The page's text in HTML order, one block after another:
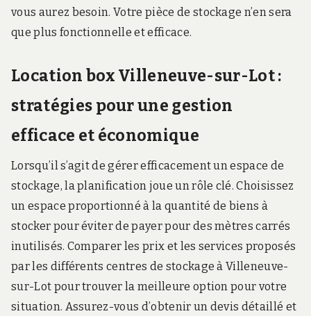
vous aurez besoin. Votre pièce de stockage n’en sera
que plus fonctionnelle et efficace.
Location box Villeneuve-sur-Lot :
stratégies pour une gestion
efficace et économique
Lorsqu’il s’agit de gérer efficacement un espace de
stockage, la planification joue un rôle clé. Choisissez
un espace proportionné à la quantité de biens à
stocker pour éviter de payer pour des mètres carrés
inutilisés. Comparer les prix et les services proposés
par les différents centres de stockage à Villeneuve-
sur-Lot pour trouver la meilleure option pour votre
situation. Assurez-vous d’obtenir un devis détaillé et